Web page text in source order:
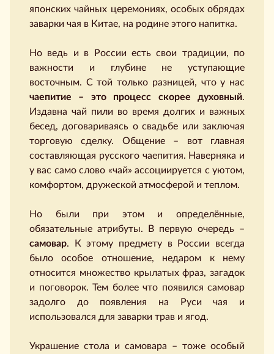
японских чайных церемониях, особых обрядах
заварки чая в Китае, на родине этого напитка.
Но ведь и в России есть свои традиции, по
важности и глубине не уступающие
восточным. С той только разницей, что у нас
чаепитие – это процесс скорее духовный.
Издавна чай пили во время долгих и важных
бесед, договариваясь о свадьбе или заключая
торговую сделку. Общение – вот главная
составляющая русского чаепития. Наверняка и
у вас само слово «чай» ассоциируется с уютом,
комфортом, дружеской атмосферой и теплом.
Но были при этом и определённые,
обязательные атрибуты. В первую очередь –
самовар. К этому предмету в России всегда
было особое отношение, недаром к нему
относится множество крылатых фраз, загадок
и поговорок. Тем более что появился самовар
задолго до появления на Руси чая и
использовался для заварки трав и ягод.
Украшение стола и самовара – тоже особый